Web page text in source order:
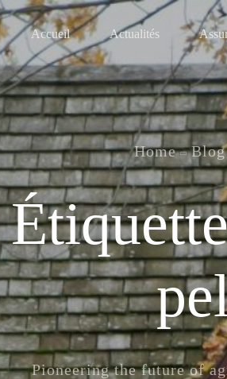
Accueil Actualités
Home Blog
Pioneering the future of